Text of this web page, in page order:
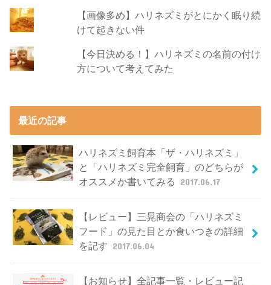
【画像多め】ハリネズミがとにかく眠り続
けて起きない件
【今日決める！】ハリネズミの名前の付け
方について考えてみた
最近の記事
ハリネズミ飼育本「ザ・ハリネズミ」
と「ハリネズミ完全飼育」のどちらが
オススメか書いてみる
2017.06.17
【レビュー】三晃商会の「ハリネズミ
フード」の見た目とか食いつきの詳細
を記す 2017.06.04
【お知らせ】全記事一覧・レビュー記